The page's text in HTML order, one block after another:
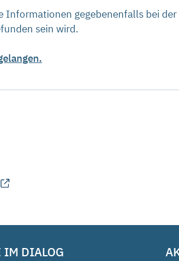
Informationen gegebenenfalls bei
sein wird.
IM DIALOG